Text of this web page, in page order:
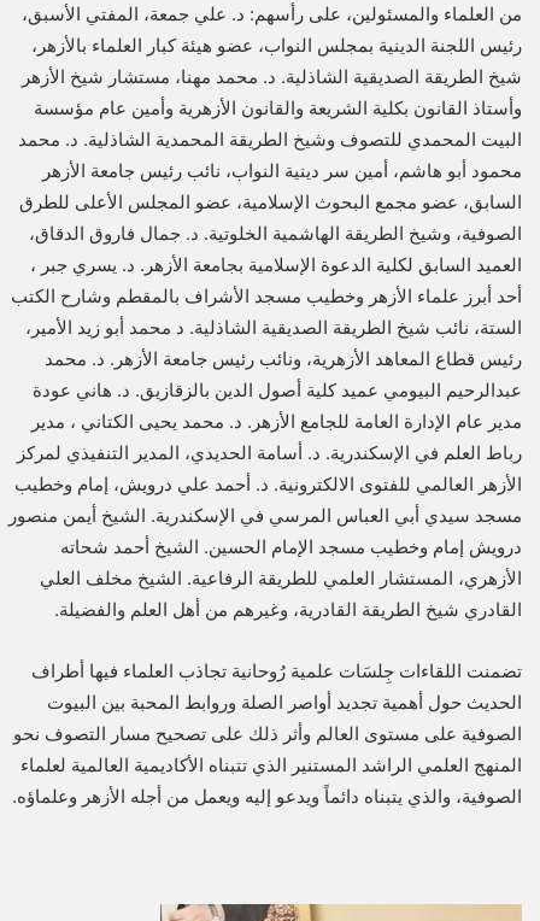
من العلماء والمسئولين، على رأسهم: د. علي جمعة، المفتي الأسبق،
رئيس اللجنة الدينية بمجلس النواب، عضو هيئة كبار العلماء بالأزهر،
شيخ الطريقة الصديقية الشاذلية. د. محمد مهنا، مستشار شيخ الأزهر
وأستاذ القانون بكلية الشريعة والقانون الأزهرية وأمين عام مؤسسة
البيت المحمدي للتصوف وشيخ الطريقة المحمدية الشاذلية. د. محمد
محمود أبو هاشم، أمين سر دينية النواب، نائب رئيس جامعة الأزهر
السابق، عضو مجمع البحوث الإسلامية، عضو المجلس الأعلى للطرق
الصوفية، وشيخ الطريقة الهاشمية الخلوتية. د. جمال فاروق الدقاق،
العميد السابق لكلية الدعوة الإسلامية بجامعة الأزهر. د. يسري جبر ،
أحد أبرز علماء الأزهر وخطيب مسجد الأشراف بالمقطم وشارح الكتب
الستة، نائب شيخ الطريقة الصديقية الشاذلية. د محمد أبو زيد الأمير،
رئيس قطاع المعاهد الأزهرية، ونائب رئيس جامعة الأزهر. د. محمد
عبدالرحيم البيومي عميد كلية أصول الدين بالزقازيق. د. هاني عودة
مدير عام الإدارة العامة للجامع الأزهر. د. محمد يحيى الكتاني ، مدير
رباط العلم في الإسكندرية. د. أسامة الحديدي، المدير التنفيذي لمركز
الأزهر العالمي للفتوى الالكترونية. د. أحمد علي درويش، إمام وخطيب
مسجد سيدي أبي العباس المرسي في الإسكندرية. الشيخ أيمن منصور
درويش إمام وخطيب مسجد الإمام الحسين. الشيخ أحمد شحاته
الأزهري، المستشار العلمي للطريقة الرفاعية. الشيخ مخلف العلي
القادري شيخ الطريقة القادرية، وغيرهم من أهل العلم والفضيلة.
تضمنت اللقاءات جِلسَات علمية رُوحانية تجاذب العلماء فيها أطراف
الحديث حول أهمية تجديد أواصر الصلة وروابط المحبة بين البيوت
الصوفية على مستوى العالم وأثر ذلك على تصحيح مسار التصوف نحو
المنهج العلمي الراشد المستنير الذي تتبناه الأكاديمية العالمية لعلماء
الصوفية، والذي يتبناه دائماً ويدعو إليه ويعمل من أجله الأزهر وعلماؤه.